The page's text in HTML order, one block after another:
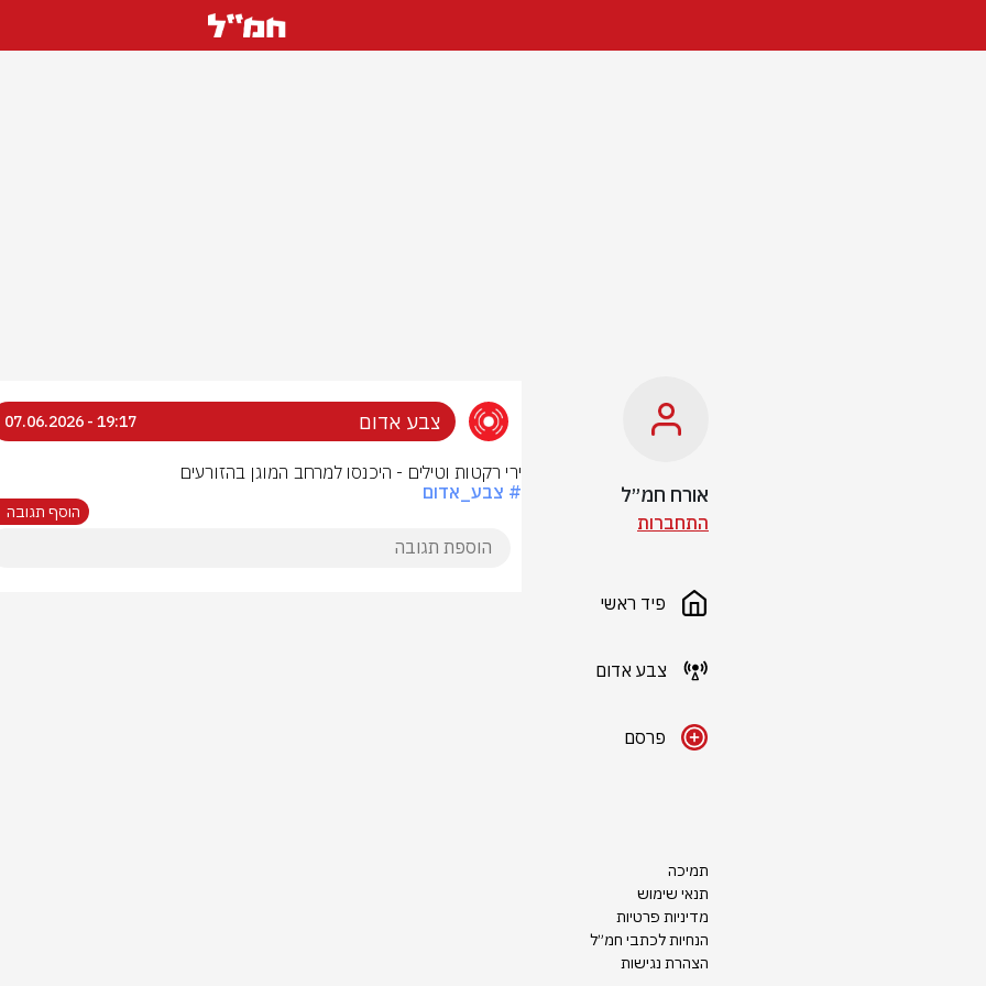
אורח חמ״ל
התחברות
פיד ראשי
צבע אדום
פרסם
תמיכה
תנאי שימוש
מדיניות פרטיות
הנחיות לכתבי חמ״ל
הצהרת נגישות
צבע אדום 19:17 - 07.06.2026
ירי רקטות וטילים - היכנסו למרחב המוגן בהזורעים
# צבע_אדום
הוסף תגובה